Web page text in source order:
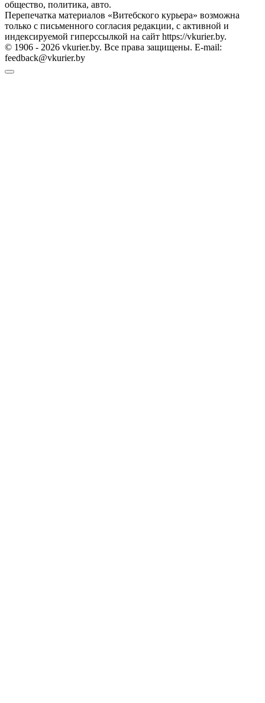
общество, политика, авто.
Перепечатка материалов «Витебского курьера» возможна
только с письменного согласия редакции, с активной и
индексируемой гиперссылкой на сайт https://vkurier.by.
© 1906 - 2026 vkurier.by. Все права защищены. E-mail:
feedback@vkurier.by